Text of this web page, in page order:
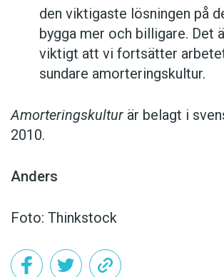
den viktigaste lösningen på
bygga mer och billigare. Det
viktigt att vi fortsätter
sundare amorteringskultur.
Amorteringskultur är belagt i
2010.
Anders
Foto: Thinkstock